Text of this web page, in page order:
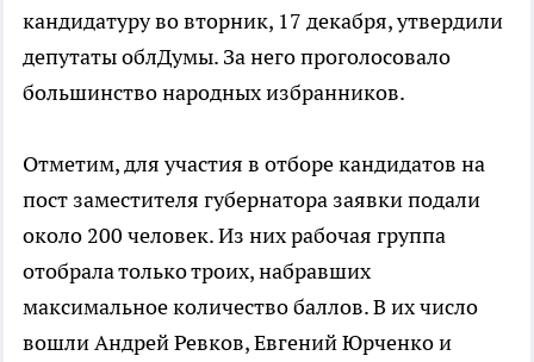
кандидатуру во вторник, 17 декабря, утвердили
депутаты облДумы. За него проголосовало
большинство народных избранников.
Отметим, для участия в отборе кандидатов на
пост заместителя губернатора заявки подали
около 200 человек. Из них рабочая группа
отобрала только троих, набравших
максимальное количество баллов. В их число
вошли Андрей Ревков, Евгений Юрченко и